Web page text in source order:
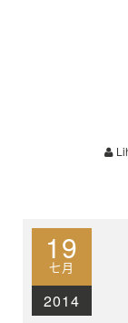
19
七月
2014